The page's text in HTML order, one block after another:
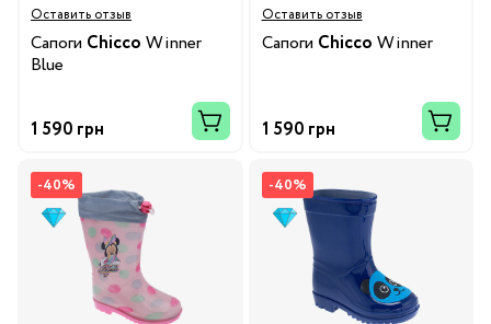
Оставить отзыв
Сапоги Chicco Winner
Blue
1 590 грн
Оставить отзыв
Сапоги Chicco Winner
1 590 грн
-40% -40%